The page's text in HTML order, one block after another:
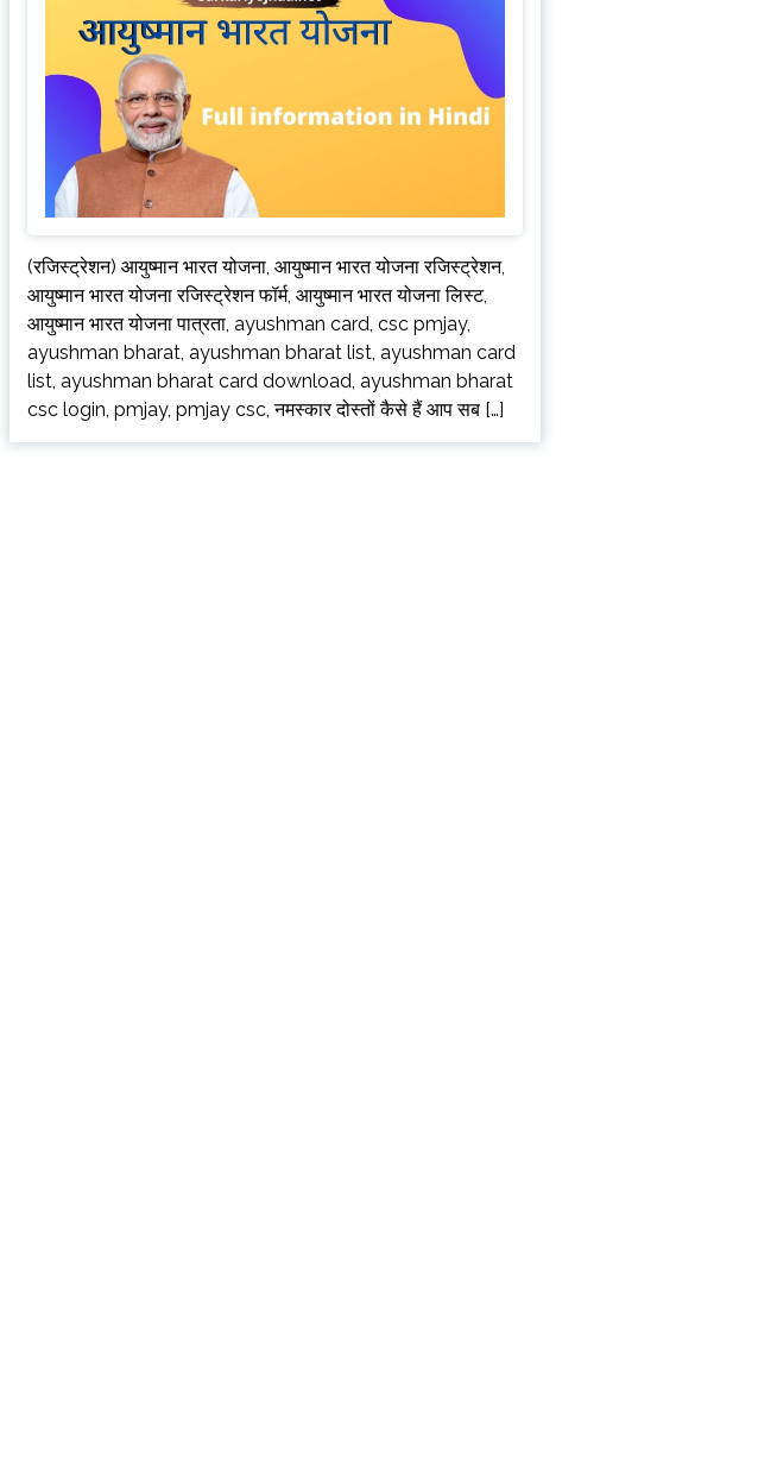
(रजिस्ट्रेशन) आयुष्मान भारत योजना, आयुष्मान भारत योजना रजिस्ट्रेशन,
आयुष्मान भारत योजना रजिस्ट्रेशन फॉर्म, आयुष्मान भारत योजना लिस्ट,
आयुष्मान भारत योजना पात्रता, ayushman card, csc pmjay,
ayushman bharat, ayushman bharat list, ayushman card
list, ayushman bharat card download, ayushman bharat
csc login, pmjay, pmjay csc, नमस्कार दोस्तों कैसे हैं आप सब […]